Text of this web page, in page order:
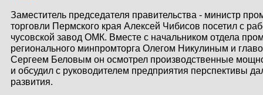
МОНТАЖ
НОВОСТИ
КОНТАКТЫ
Заместитель председателя правительства - министр
торговли Пермского края Алексей Чибисов посетил с
чусовской завод ОМК. Вместе с начальником отдела
регионального минпромторга Олегом Никулиным и
Сергеем Беловым он осмотрел производственные
и обсудил с руководителем предприятия перспективы
развития.